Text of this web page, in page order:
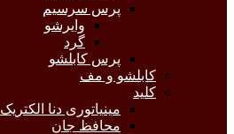
پرس سرسیم
وایرشو
گرد
پرس کابلشو
کابلشو و مف
کلید
مینیاتوری دنا الکتریک
محافظ جان